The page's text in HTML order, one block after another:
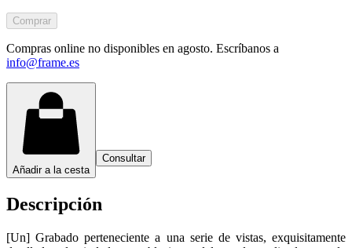
Comprar
Compras online no disponibles en agosto. Escríbanos a
info@frame.es
Añadir a la cesta
Consultar
Descripción
[Un] Grabado perteneciente a una serie de vistas, exquisitamente